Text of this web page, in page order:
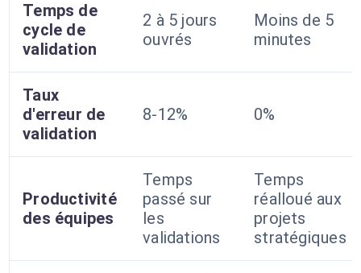
Temps de
cycle de
validation
2 à 5 jours
ouvrés
Moins de 5
minutes
Taux
d'erreur de
validation
8-12% 0%
Productivité
des équipes
Temps
passé sur
les
validations
Temps
réalloué aux
projets
stratégiques